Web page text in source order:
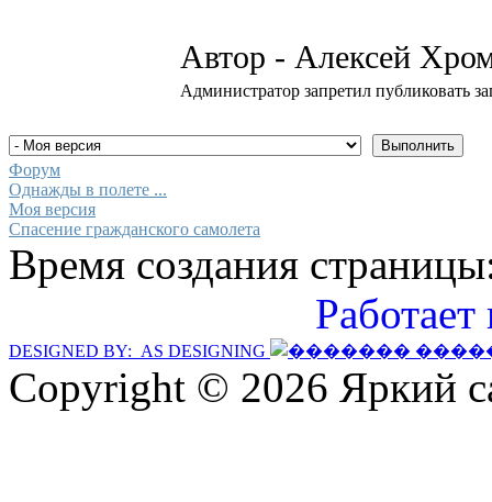
Автор - Алексей
Администратор запретил публиковать
Форум
Однажды в полете ...
Моя версия
Спасение гражданского самолета
Время создания
Работает
DESIGNED BY: AS DESIGNING
Copyright © 2026 Яркий